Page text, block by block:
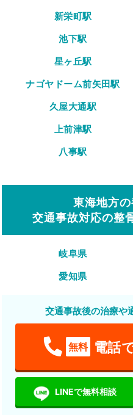
新栄町駅
池下駅
星ヶ丘駅
ナゴヤドーム前矢田駅
久屋大通駅
上前津駅
八事駅
東海地方
交通事故対応の整
岐阜県
愛知県
交通事故後の治療や
無料 電話
LINEで無料相談